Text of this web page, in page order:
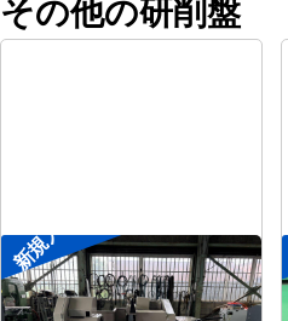
その他の研削盤
新規入荷
円筒研削盤
メーカー シギヤ精機